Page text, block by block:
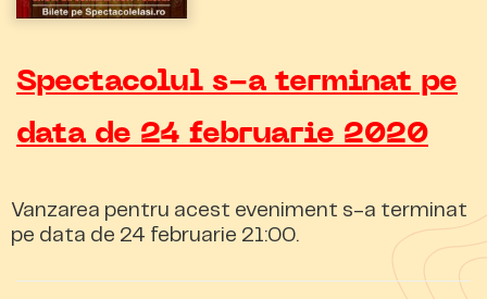
Spectacolul s-a terminat pe
data de 24 februarie 2020
Vanzarea pentru acest eveniment s-a terminat
pe data de 24 februarie 21:00.